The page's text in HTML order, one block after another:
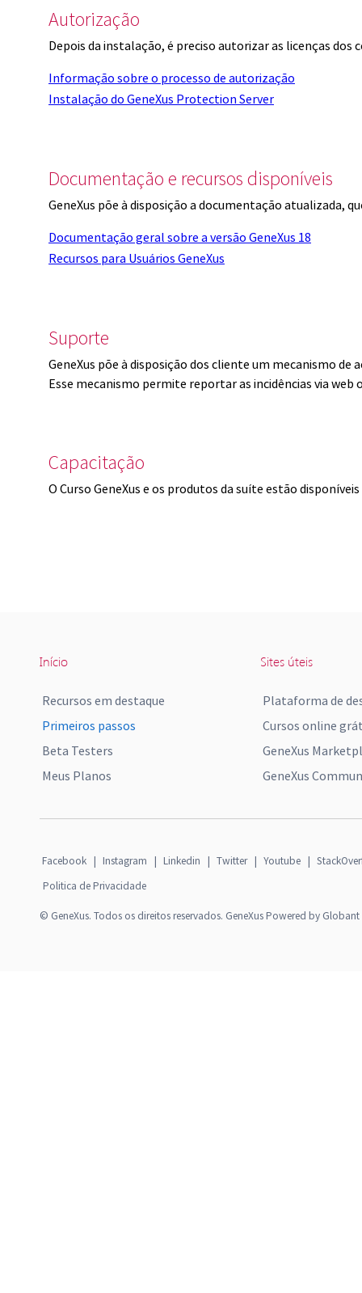
Autorização
Depois da instalação, é preciso autorizar as licenças dos
Informação sobre o processo de autorização
Instalação do GeneXus Protection Server
Documentação e recursos disponíveis
GeneXus põe à disposição a documentação atualizada,
Documentação geral sobre a versão GeneXus 18
Recursos para Usuários GeneXus
Suporte
GeneXus põe à disposição dos cliente um mecanismo de
Esse mecanismo permite reportar as incidências via
Capacitação
O Curso GeneXus e os produtos da suíte estão
Início
Recursos em destaque
Primeiros passos
Beta Testers
Meus Planos
Sites úteis
Plataforma de
Cursos online
GeneXus
GeneXus
Facebook | Instagram | Linkedin | Twitter | Youtube |
Politica de Privacidade
© GeneXus. Todos os direitos reservados. GeneXus Powered by Globant